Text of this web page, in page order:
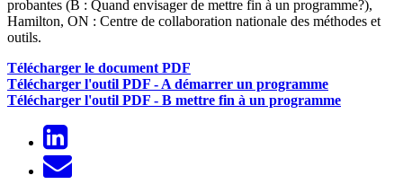
probantes (B : Quand envisager de mettre fin à un programme?),
Hamilton, ON : Centre de collaboration nationale des méthodes et
outils.
Télécharger le document PDF
Télécharger l'outil PDF - A démarrer un programme
Télécharger l'outil PDF - B mettre fin à un programme